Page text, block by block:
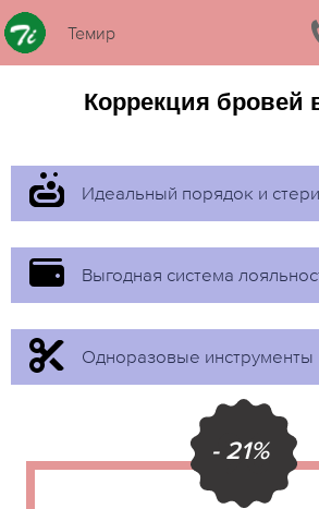
Темир
Коррекция бровей
Идеальный порядок и
Выгодная система
Одноразовые инструменты
- 21%